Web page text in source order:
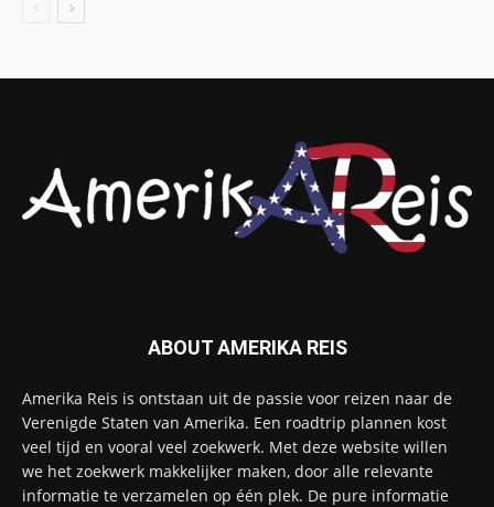
ABOUT AMERIKA REIS
Amerika Reis is ontstaan uit de passie voor reizen naar de
Verenigde Staten van Amerika. Een roadtrip plannen kost
veel tijd en vooral veel zoekwerk. Met deze website willen
we het zoekwerk makkelijker maken, door alle relevante
informatie te verzamelen op één plek. De pure informatie